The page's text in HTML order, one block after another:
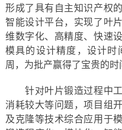
形成了具有自主知识产权
智能设计平台，实现了叶
维数字化、高精度、快速
模具的设计精度，设计时
周，为批产赢得了宝贵的时
针对叶片锻造过程中工
消耗较大等问题，项目组
及克隆等技术综合应用于